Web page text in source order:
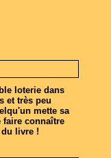
loterie dans
et très peu
mette sa
connaître
livre !